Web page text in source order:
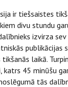
ir tiešsaistes
divu stundu
izvirza
publikācijas
laikā.
katrs 45 minūšu
tās